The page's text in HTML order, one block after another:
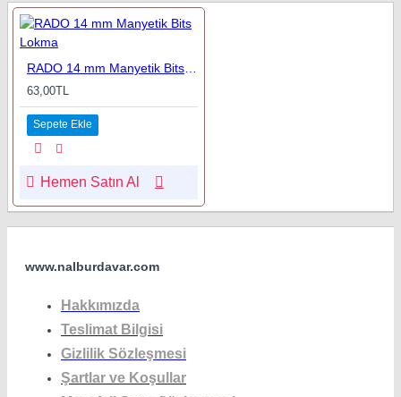
63,00TL
Sepete Ekle
Hemen Satın Al
www.nalburdavar.com
Hakkımızda
Teslimat Bilgisi
Gizlilik Sözleşmesi
Şartlar ve Koşullar